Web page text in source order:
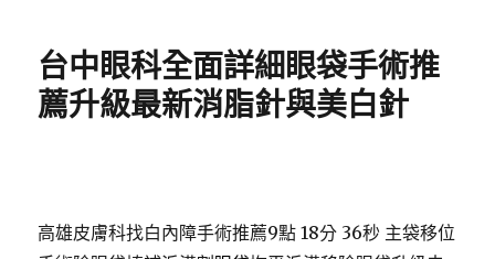
台中眼科全面詳細眼袋手術推
薦升級最新消脂針與美白針
高雄皮膚科找白內障手術推薦9點 18分 36秒 主袋移位